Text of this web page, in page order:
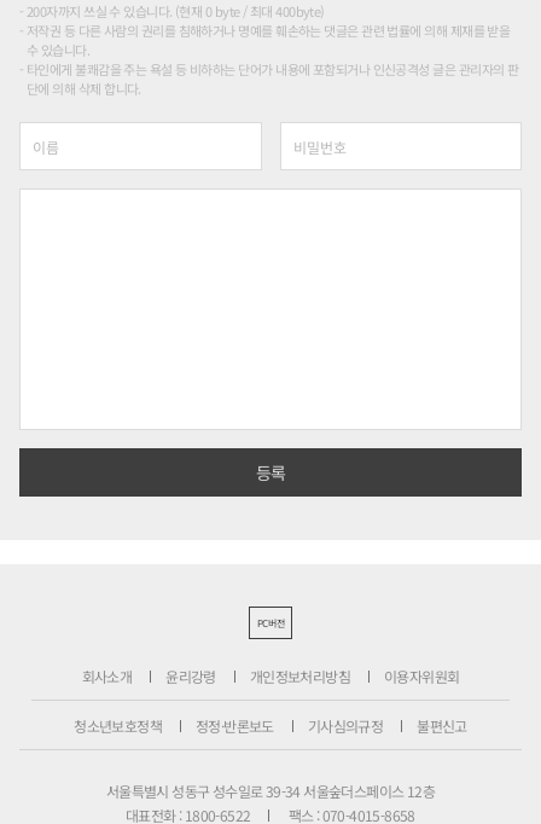
200자까지 쓰실 수 있습니다. (현재 0 byte / 최대 400byte)
저작권 등 다른 사람의 권리를 침해하거나 명예를 훼손하는 댓글은 관련 법률에 의해 제재를 받을
수 있습니다.
타인에게 불쾌감을 주는 욕설 등 비하하는 단어가 내용에 포함되거나 인신공격성 글은 관리자의 판
단에 의해 삭제 합니다.
PC버전
회사소개 윤리강령 개인정보처리방침 이용자위원회
청소년보호정책 정정·반론보도 기사심의규정 불편신고
서울특별시 성동구 성수일로 39-34 서울숲더스페이스 12층
대표전화 : 1800-6522
팩스 : 070-4015-8658